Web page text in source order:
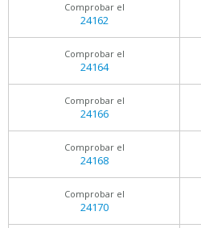
Comprobar el
24162
Comprobar el
24164
Comprobar el
24166
Comprobar el
24168
Comprobar el
24170